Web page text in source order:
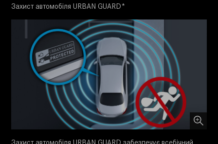
Захист автомобіля URBAN GUARD*